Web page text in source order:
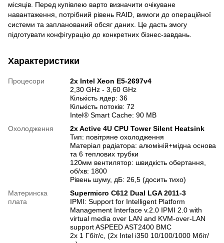
місяців. Перед купівлею варто визначити очікуване
навантаження, потрібний рівень RAID, вимоги до операційної
системи та запланований обсяг даних. Це дасть змогу
підготувати конфігурацію до конкретних бізнес-завдань.
Характеристики
Процесори
2x Intel Xeon E5-2697v4
2,30 GHz - 3,60 GHz
Кількість ядер: 36
Кількість потоків: 72
Intel® Smart Cache: 90 MB
Охолодження
2x Active 4U CPU Tower Silent Heatsink
Тип: повітряне охолодження
Матеріал радіатора: алюміній+мідна основа
та 6 теплових трубки
120мм вентилятор: швидкість обертання,
об/хв: 1800
Рівень шуму, дБ: 26,5 (досить тихо)
Материнска
плата
Supermicro C612 Dual LGA 2011-3
IPMI: Support for Intelligent Platform
Management Interface v.2.0 IPMI 2.0 with
virtual media over LAN and KVM-over-LAN
support ASPEED AST2400 BMC
2x 1 Гбіт/с, (2х Intel i350 10/100/1000 Мбіт/